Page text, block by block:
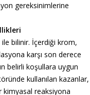
gereksinimlerine
bilinir. İçerdiği krom,
karşı son derece
belirli koşullara uygun
kullanılan kazanlar,
kimyasal reaksiyona